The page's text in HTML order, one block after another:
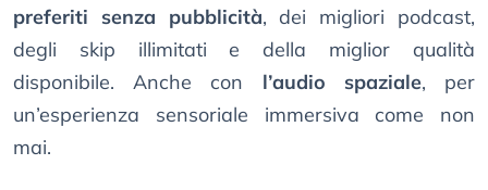
preferiti senza pubblicità, dei migliori podcast,
degli skip illimitati e della miglior qualità
disponibile. Anche con l’audio spaziale, per
un’esperienza sensoriale immersiva come non
mai.